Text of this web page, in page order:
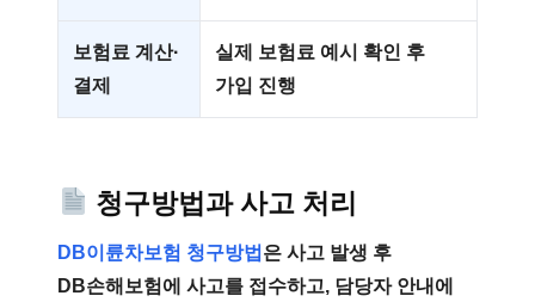
보험료 계산·
결제
실제 보험료 예시 확인 후
가입 진행
청구방법과 사고 처리
DB이륜차보험 청구방법 은 사고 발생 후
DB손해보험에 사고를 접수하고, 담당자 안내에